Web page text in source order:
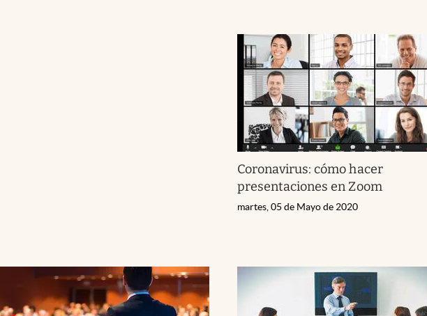
Coronavirus: cómo hacer
presentaciones en Zoom
martes, 05 de Mayo de 2020